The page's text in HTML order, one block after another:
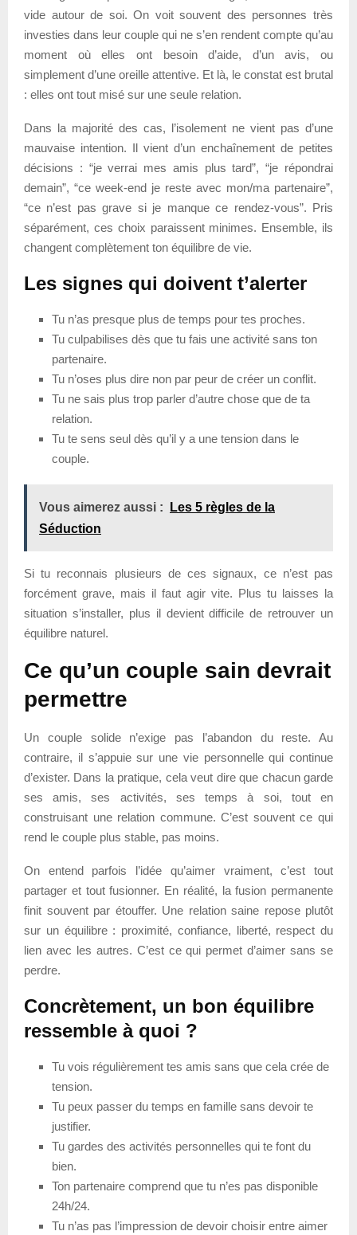
vide autour de soi. On voit souvent des personnes très
investies dans leur couple qui ne s’en rendent compte qu’au
moment où elles ont besoin d’aide, d’un avis, ou
simplement d’une oreille attentive. Et là, le constat est brutal
: elles ont tout misé sur une seule relation.
Dans la majorité des cas, l’isolement ne vient pas d’une
mauvaise intention. Il vient d’un enchaînement de petites
décisions : “je verrai mes amis plus tard”, “je répondrai
demain”, “ce week-end je reste avec mon/ma partenaire”,
“ce n’est pas grave si je manque ce rendez-vous”. Pris
séparément, ces choix paraissent minimes. Ensemble, ils
changent complètement ton équilibre de vie.
Les signes qui doivent t’alerter
Tu n’as presque plus de temps pour tes proches.
Tu culpabilises dès que tu fais une activité sans ton
partenaire.
Tu n’oses plus dire non par peur de créer un conflit.
Tu ne sais plus trop parler d’autre chose que de ta
relation.
Tu te sens seul dès qu’il y a une tension dans le
couple.
Vous aimerez aussi :
Les 5 règles de la
Séduction
Si tu reconnais plusieurs de ces signaux, ce n’est pas
forcément grave, mais il faut agir vite. Plus tu laisses la
situation s’installer, plus il devient difficile de retrouver un
équilibre naturel.
Ce qu’un couple sain devrait
permettre
Un couple solide n’exige pas l’abandon du reste. Au
contraire, il s’appuie sur une vie personnelle qui continue
d’exister. Dans la pratique, cela veut dire que chacun garde
ses amis, ses activités, ses temps à soi, tout en
construisant une relation commune. C’est souvent ce qui
rend le couple plus stable, pas moins.
On entend parfois l’idée qu’aimer vraiment, c’est tout
partager et tout fusionner. En réalité, la fusion permanente
finit souvent par étouffer. Une relation saine repose plutôt
sur un équilibre : proximité, confiance, liberté, respect du
lien avec les autres. C’est ce qui permet d’aimer sans se
perdre.
Concrètement, un bon équilibre
ressemble à quoi ?
Tu vois régulièrement tes amis sans que cela crée de
tension.
Tu peux passer du temps en famille sans devoir te
justifier.
Tu gardes des activités personnelles qui te font du
bien.
Ton partenaire comprend que tu n’es pas disponible
24h/24.
Tu n’as pas l’impression de devoir choisir entre aimer